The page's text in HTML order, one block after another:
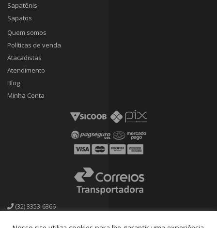
Sapatênis
Sapatos
Quem somos
Políticas de venda
Atacadistas
Atendimento
Blog
Minha Conta
(32) 3353-6366
calcadoscassia@bol.com.br